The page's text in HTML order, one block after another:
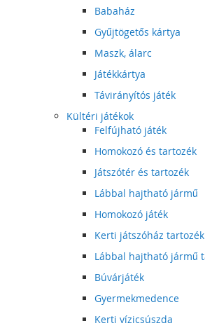
Babaház
Gyűjtögetős kártya
Maszk, álarc
Játékkártya
Távirányítós játék
Kültéri játékok
Felfújható játék
Homokozó és tartozék
Játszótér és tartozék
Lábbal hajtható jármű
Homokozó játék
Kerti játszóház tartozék
Lábbal hajtható jármű
Búvárjáték
Gyermekmedence
Kerti vízicsúszda